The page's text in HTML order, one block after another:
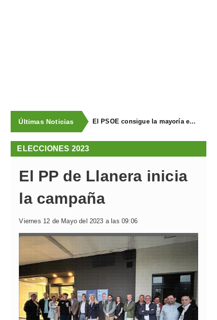
Últimas Noticias El PSOE consigue la mayoría en Llanera y repite con ocho concejales
ELECCIONES 2023
El PP de Llanera inicia
la campaña
Viernes 12 de Mayo del 2023 a las 09:06